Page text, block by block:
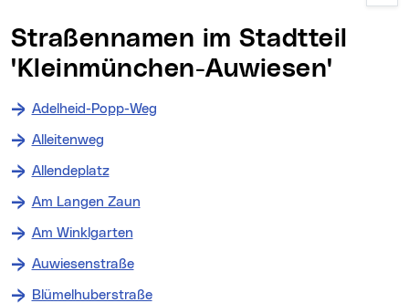
Straßennamen im Stadtteil
'Kleinmünchen-Auwiesen'
Adelheid-Popp-Weg
Alleitenweg
Allendeplatz
Am Langen Zaun
Am Winklgarten
Auwiesenstraße
Blümelhuberstraße